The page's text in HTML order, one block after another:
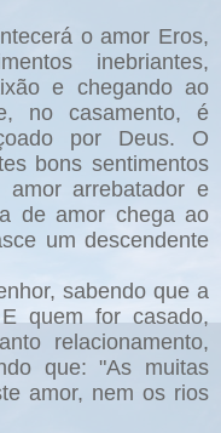
o amor Eros,
inebriantes,
e chegando ao
no casamento, é
por Deus. O
bons sentimentos
arrebatador e
de amor chega ao
um descendente
sabendo que a
quem for casado,
relacionamento,
que: "As muitas
amor, nem os rios